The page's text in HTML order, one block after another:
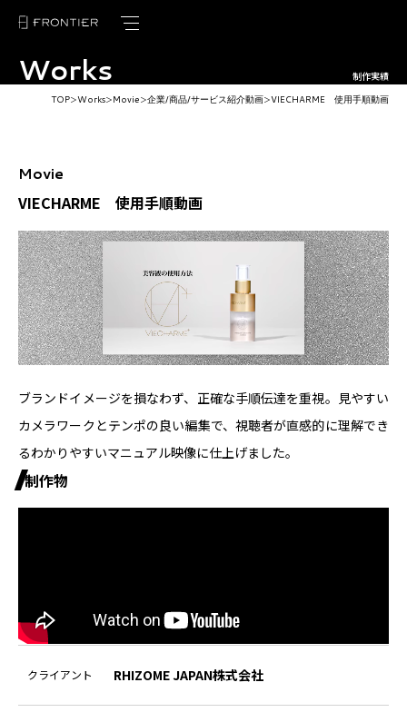
トップページ
フロンティアの強み
お客様の声
ブログ
ニュース
会社概要
採用情報
プライバシーポリシー
資料請求
Works 制作実績
TOP＞Works＞Movie＞企業/商品/サービス紹介動画＞VIECHARME 使用手順動画
Movie
VIECHARME 使用手順動画
ブランドイメージを損なわず、正確な手順伝達を重視。見やすい
カメラワークとテンポの良い編集で、視聴者が直感的に理解でき
るわかりやすいマニュアル映像に仕上げました。
制作物
クライアント RHIZOME JAPAN株式会社